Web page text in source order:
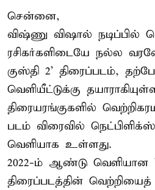
சென்னை,
விஷ்ணு விஷால் நடிப்பில்
ரசிகர்களிடையே நல்ல
குஸ்தி 2' திரைப்படம்,
வெளியீட்டுக்கு
திரையரங்குகளில்
படம் விரைவில் நெட்பிளிக்ஸ்
வெளியாக உள்ளது.
2022-ம் ஆண்டு வெளியான
திரைப்படத்தின்